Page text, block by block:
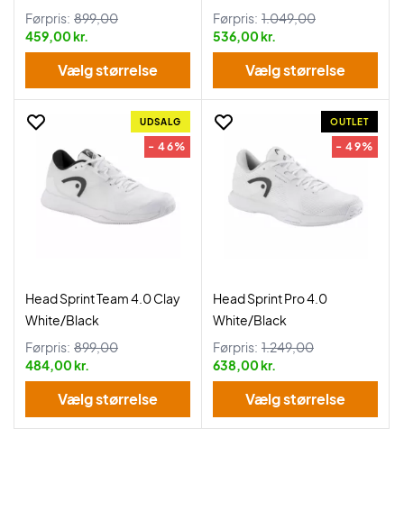
Førpris: 899,00
459,00 kr.
Vælg størrelse
Førpris: 1.049,00
536,00 kr.
Vælg størrelse
UDSALG
- 46%
Head Sprint Team 4.0 Clay
White/Black
Førpris: 899,00
484,00 kr.
Vælg størrelse
OUTLET
- 49%
Head Sprint Pro 4.0
White/Black
Førpris: 1.249,00
638,00 kr.
Vælg størrelse